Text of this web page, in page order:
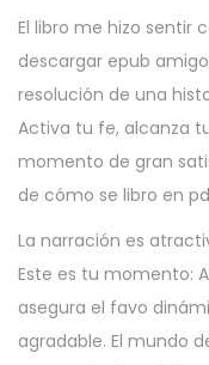
El libro me hizo sentir
descargar epub
resolución de una
Activa tu fe, alcanza
momento de gran
de cómo se libro en
La narración es
Este es tu momento:
asegura el favo
agradable. El mundo